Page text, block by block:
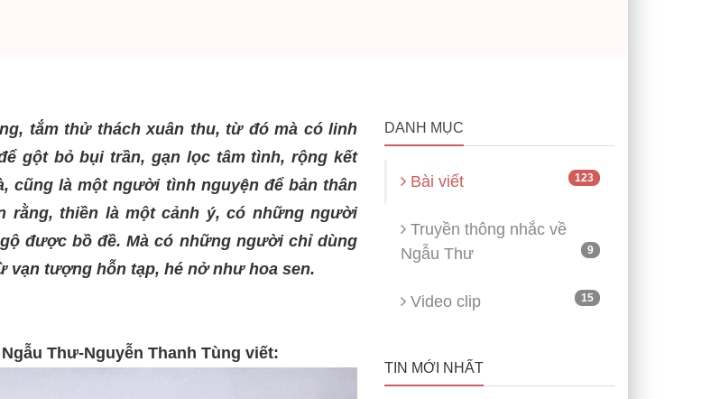
tắm thử thách xuân thu, từ đó mà có linh
gột bỏ bụi trần, gạn lọc tâm tình, rộng kết
cũng là một người tình nguyện để bản thân
rằng, thiền là một cảnh ý, có những người
được bồ đề. Mà có những người chỉ dùng
vạn tượng hỗn tạp, hé nở như hoa sen.
Thư-Nguyễn Thanh Tùng viết:
DANH MỤC
Bài viết 123
Truyền thông nhắc về
Ngẫu Thư
9
Video clip 15
TIN MỚI NHẤT